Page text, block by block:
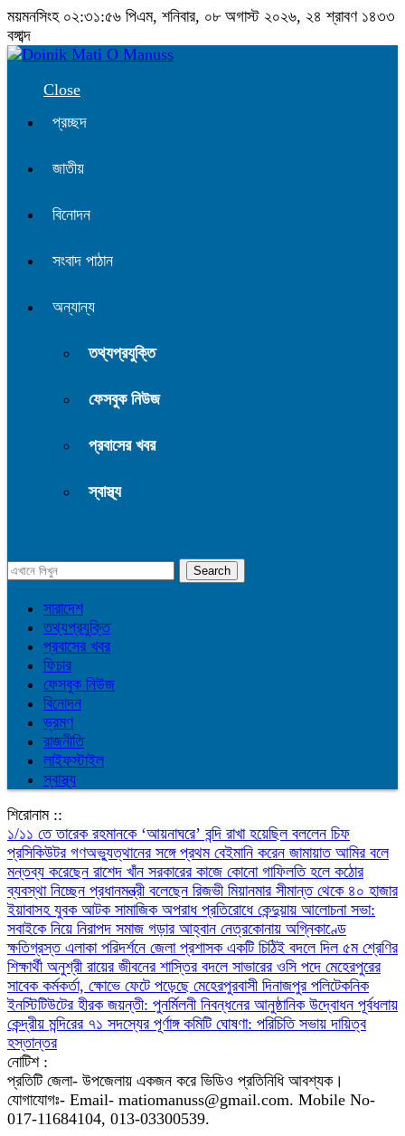
ময়মনসিংহ ০২:৩১:৫৭ পিএম, শনিবার, ০৮ অগাস্ট ২০২৬, ২৪ শ্রাবণ ১৪৩৩
বঙ্গাব্দ
Close
প্রচ্ছদ
জাতীয়
বিনোদন
সংবাদ পাঠান
অন্যান্য
তথ্যপ্রযুক্তি
ফেসবুক নিউজ
প্রবাসের খবর
স্বাস্থ্য
সারাদেশ
তথ্যপ্রযুক্তি
প্রবাসের খবর
ফিচার
ফেসবুক নিউজ
বিনোদন
ভ্রমণ
রাজনীতি
লাইফস্টাইল
স্বাস্থ্য
শিরোনাম ::
১/১১ তে তারেক রহমানকে ‘আয়নাঘরে’ বন্দি রাখা হয়েছিল বললেন চিফ
প্রসিকিউটর গণঅভ্যুত্থানের সঙ্গে প্রথম বেইমানি করেন জামায়াত আমির বলে
মন্তব্য করেছেন রাশেদ খাঁন সরকারের কাজে কোনো গাফিলতি হলে কঠোর
ব্যবস্থা নিচ্ছেন প্রধানমন্ত্রী বলেছেন রিজভী মিয়ানমার সীমান্ত থেকে ৪০ হাজার
ইয়াবাসহ যুবক আটক সামাজিক অপরাধ প্রতিরোধে কেন্দুয়ায় আলোচনা সভা:
সবাইকে নিয়ে নিরাপদ সমাজ গড়ার আহ্বান নেত্রকোনায় অগ্নিকাণ্ডে
ক্ষতিগ্রস্ত এলাকা পরিদর্শনে জেলা প্রশাসক একটি চিঠিই বদলে দিল ৫ম শ্রেণির
শিক্ষার্থী অনুশ্রী রায়ের জীবনের শাস্তির বদলে সাভারের ওসি পদে মেহেরপুরের
সাবেক কর্মকর্তা, ক্ষোভে ফেটে পড়েছে মেহেরপুরবাসী দিনাজপুর পলিটেকনিক
ইনস্টিটিউটের হীরক জয়ন্তী: পুনর্মিলনী নিবন্ধনের আনুষ্ঠানিক উদ্বোধন পূর্বধলায়
কেন্দ্রীয় মন্দিরের ৭১ সদস্যের পূর্ণাঙ্গ কমিটি ঘোষণা: পরিচিতি সভায় দায়িত্ব
হস্তান্তর
নোটিশ :
প্রতিটি জেলা- উপজেলায় একজন করে ভিডিও প্রতিনিধি আবশ্যক।
যোগাযোগঃ- Email- matiomanuss@gmail.com. Mobile No-
017-11684104, 013-03300539.